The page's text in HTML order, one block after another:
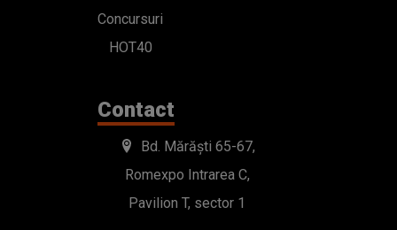
Concursuri
HOT40
Contact
Bd. Mărăști 65-67,
Romexpo Intrarea C,
Pavilion T, sector 1